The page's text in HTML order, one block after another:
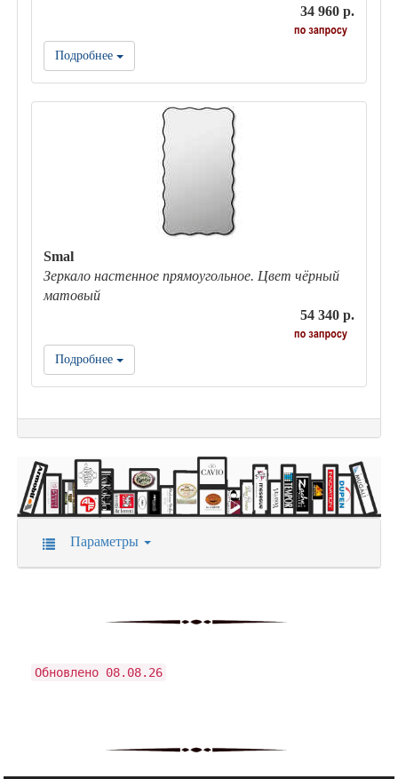
34 960 р.
Подробнее
Smal
Зеркало настенное прямоугольное. Цвет чёрный
матовый
54 340 р.
Подробнее
Параметры
Обновлено 08.08.26